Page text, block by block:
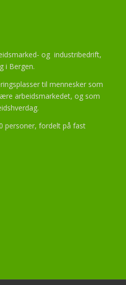
og industribedrift,
i Bergen.
til mennesker som
arbeidsmarkedet, og som
personer, fordelt på fast